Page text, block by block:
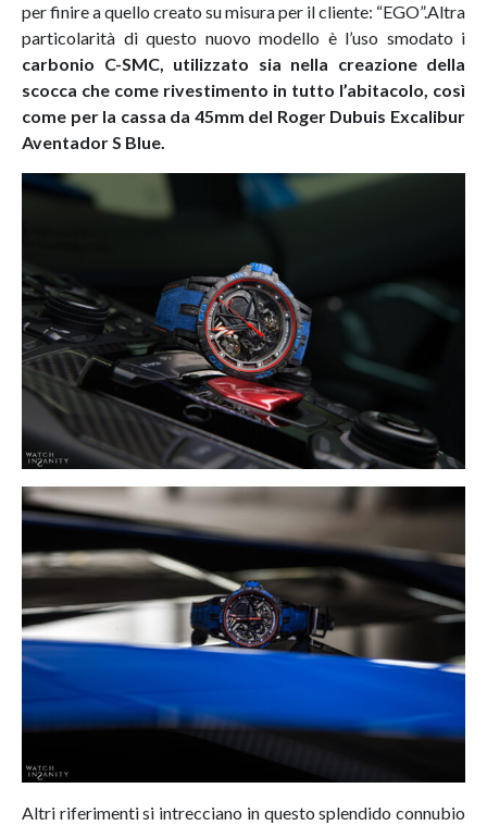
per finire a quello creato su misura per il cliente: “EGO”.Altra
particolarità di questo nuovo modello è l’uso smodato i
carbonio C-SMC, utilizzato sia nella creazione della
scocca che come rivestimento in tutto l’abitacolo, così
come per la cassa da 45mm del Roger Dubuis Excalibur
Aventador S Blue.
Altri riferimenti si intrecciano in questo splendido connubio